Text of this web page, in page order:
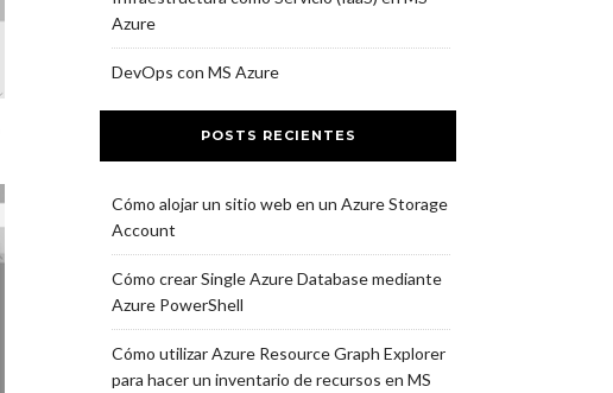
Azure
DevOps con MS Azure
POSTS RECIENTES
Cómo alojar un sitio web en un Azure Storage
Account
Cómo crear Single Azure Database mediante
Azure PowerShell
Cómo utilizar Azure Resource Graph Explorer
para hacer un inventario de recursos en MS